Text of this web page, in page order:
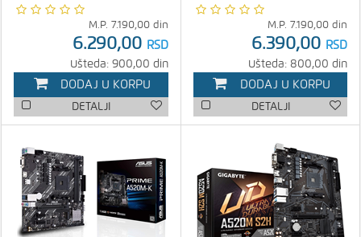
M.P. 7.190,00 din
6.290,00 RSD
Ušteda: 900,00 din
DODAJ U KORPU
DETALJI
M.P. 7.190,00 din
6.390,00 RSD
Ušteda: 800,00 din
DODAJ U KORPU
DETALJI